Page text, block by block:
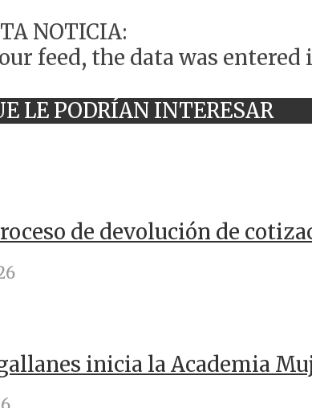
NOTICIA:
feed, the data was
LE PODRÍAN INTERESAR
de devolución de
inicia la Academia